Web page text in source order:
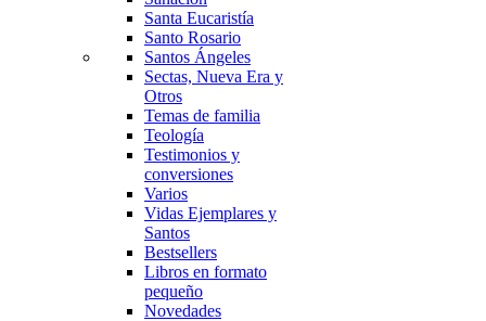
Santa Eucaristía
Santo Rosario
Santos Ángeles
Sectas, Nueva Era y
Otros
Temas de familia
Teología
Testimonios y
conversiones
Varios
Vidas Ejemplares y
Santos
Bestsellers
Libros en formato
pequeño
Novedades